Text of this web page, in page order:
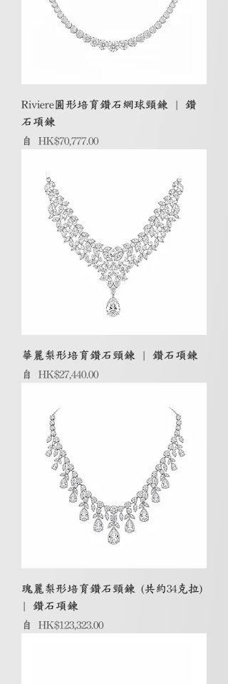
Riviere圓形培育鑽石網球頸鍊 | 鑽
石項鍊
自 HK$70,777.00
促銷價格
華麗梨形培育鑽石頸鍊 | 鑽石項鍊
自 HK$27,440.00
促銷價格
瑰麗梨形培育鑽石頸鍊 (共約34克拉)
| 鑽石項鍊
自 HK$123,323.00
促銷價格